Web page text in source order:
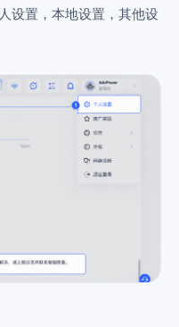
设置，本地设置，其他设